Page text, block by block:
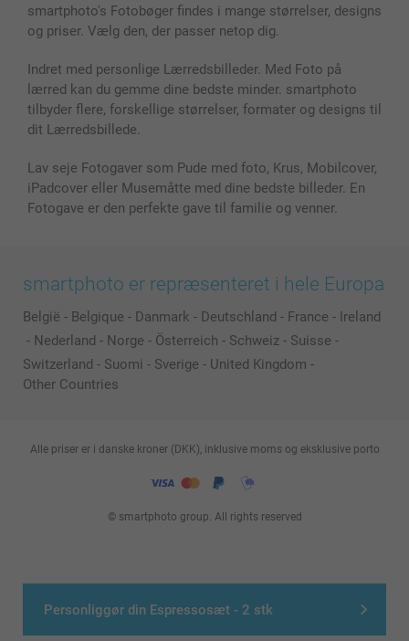
Personliggør din Espressosæt - 2 stk
smartphoto's Fotobøger findes i mange størrelser, designs
og priser. Vælg den, der passer netop dig.
Indret med personlige Lærredsbilleder. Med Foto på
lærred kan du gemme dine bedste minder. smartphoto
tilbyder flere, forskellige størrelser, formater og designs til
dit Lærredsbillede.
Lav seje Fotogaver som Pude med foto, Krus, Mobilcover,
iPadcover eller Musemåtte med dine bedste billeder. En
Fotogave er den perfekte gave til familie og venner.
smartphoto er repræsenteret i hele Europa
België - Belgique - Danmark - Deutschland - France - Ireland
- Nederland - Norge - Österreich - Schweiz - Suisse -
Switzerland - Suomi - Sverige - United Kingdom -
Other Countries
© smartphoto group. All rights reserved
Alle priser er i danske kroner (DKK), inklusive moms og eksklusive porto